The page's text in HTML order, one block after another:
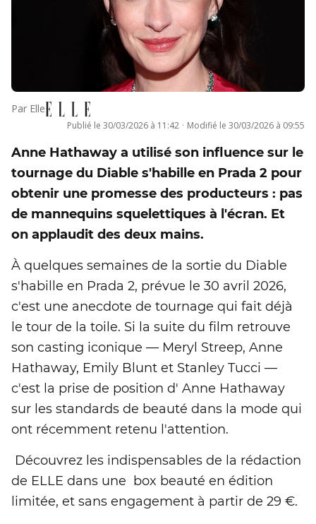
Par Elle
Publié le 30/03/2026 à 11:42 · Modifié le 30/03/2026 à 09:55
Anne Hathaway a utilisé son influence sur le
tournage du Diable s'habille en Prada 2 pour
obtenir une promesse des producteurs : pas
de mannequins squelettiques à l'écran. Et
on applaudit des deux mains.
À quelques semaines de la sortie du Diable
s'habille en Prada 2, prévue le 30 avril 2026,
c'est une anecdote de tournage qui fait déjà
le tour de la toile. Si la suite du film retrouve
son casting iconique — Meryl Streep, Anne
Hathaway, Emily Blunt et Stanley Tucci —
c'est la prise de position d' Anne Hathaway
sur les standards de beauté dans la mode qui
ont récemment retenu l'attention.
Découvrez les indispensables de la rédaction
de ELLE dans une box beauté en édition
limitée, et sans engagement à partir de 29 €.